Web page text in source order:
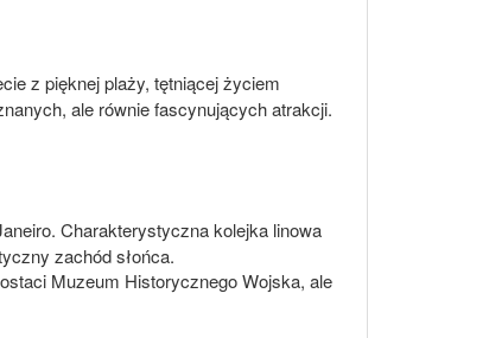
z pięknej plaży, tętniącej życiem
ale równie fascynujących atrakcji.
Charakterystyczna kolejka linowa
zachód słońca.
Muzeum Historycznego Wojska, ale